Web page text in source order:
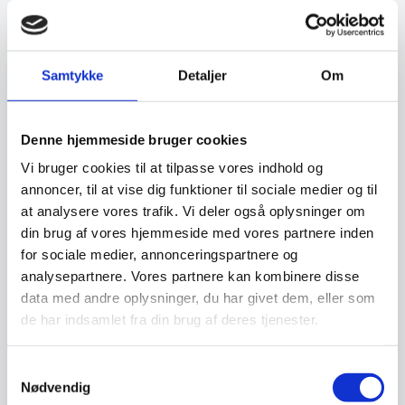
Samtykke Detaljer Om
Denne hjemmeside bruger cookies
Vi bruger cookies til at tilpasse vores indhold og
annoncer, til at vise dig funktioner til sociale medier og til
at analysere vores trafik. Vi deler også oplysninger om
din brug af vores hjemmeside med vores partnere inden
for sociale medier, annonceringspartnere og
analysepartnere. Vores partnere kan kombinere disse
data med andre oplysninger, du har givet dem, eller som
de har indsamlet fra din brug af deres tjenester.
Nødvendig
Luton barbord 120×80 cm
Dette barbord er meget klassisk
og elegant. Det er udført i solidt
Vi prismatcher
Isterningeform, XL
isterninger, Hendi
Vi prismatcher